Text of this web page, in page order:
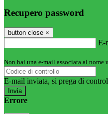
Recupero password
button close ×
E-
Non hai una e-mail associata al nome
E-mail inviata, si prega di
Errore